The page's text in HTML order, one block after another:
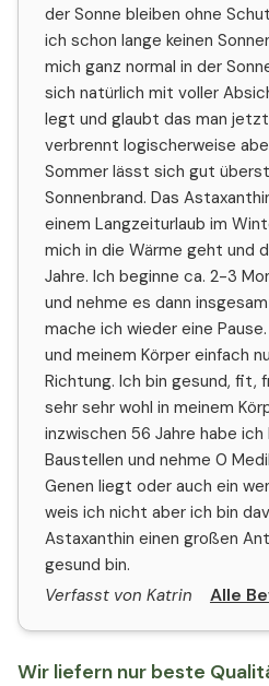
der Sonne bleiben ohne
ich schon lange keinen
mich ganz normal in der
sich natürlich mit voller
legt und glaubt das man
verbrennt logischerweise
Sommer lässt sich gut
Sonnenbrand. Das
einem Langzeiturlaub im
mich in die Wärme geht und
Jahre. Ich beginne ca. 2-3
und nehme es dann
mache ich wieder eine
und meinem Körper einfach
Richtung. Ich bin gesund, fit,
sehr sehr wohl in meinem
inzwischen 56 Jahre habe
Baustellen und nehme 0
Genen liegt oder auch ein
weis ich nicht aber ich bin
Astaxanthin einen großen
gesund bin.
Verfasst von Katrin
Alle
Wir liefern nur beste